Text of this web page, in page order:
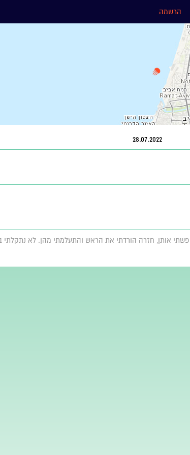
הרשמה
28.07.2022
אותן, חזרה הורדתי את הראש והתעלמתי מהן. לא